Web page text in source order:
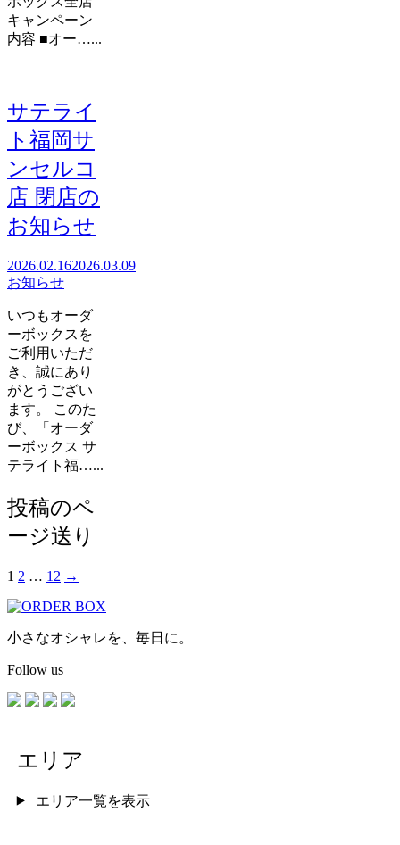
キャンペーン
内容 ■オー…...
サテライ
ト福岡サ
ンセルコ
店 閉店の
お知らせ
2026.02.162026.03.09
お知らせ
いつもオーダ
ーボックスを
ご利用いただ
き、誠にあり
がとうござい
ます。 このた
び、「オーダ
ーボックス サ
テライト福…...
投稿のペ
ージ送り
1 2 … 12 →
小さなオシャレを、毎日に。
Follow us
エリア
エリア一覧を表示